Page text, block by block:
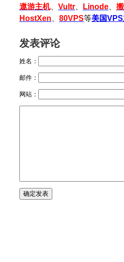
遨游主机、 Vultr Linode
HostXen
80VPS等美国
发表评论
姓名：
邮件：
网站：